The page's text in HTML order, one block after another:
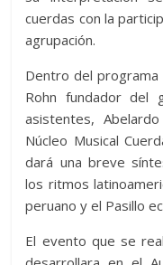
cuerdas con la
agrupación.
Dentro del programa
Rohn fundador del
asistentes,
Núcleo Musical
dará una breve
los ritmos
peruano y el Pasillo
El evento que se